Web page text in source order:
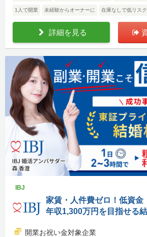
1人で開業 未経験からオーナーに 在庫なしで低リスク
詳細を見る
IBJ
家賃・人件費ゼロ！低資金
年収1,300万円を目指せる
開業お祝い金対象企業